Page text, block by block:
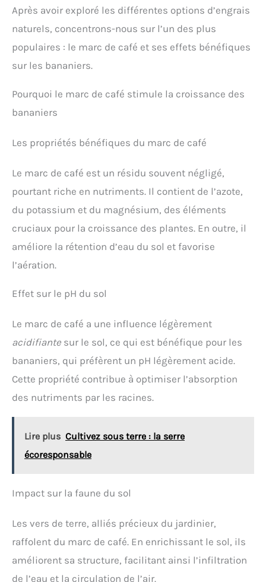
Après avoir exploré les différentes options d’engrais
naturels, concentrons-nous sur l’un des plus
populaires : le marc de café et ses effets bénéfiques
sur les bananiers.
Pourquoi le marc de café stimule la croissance des
bananiers
Les propriétés bénéfiques du marc de café
Le marc de café est un résidu souvent négligé,
pourtant riche en nutriments. Il contient de l’azote,
du potassium et du magnésium, des éléments
cruciaux pour la croissance des plantes. En outre, il
améliore la rétention d’eau du sol et favorise
l’aération.
Effet sur le pH du sol
Le marc de café a une influence légèrement
acidifiante sur le sol, ce qui est bénéfique pour les
bananiers, qui préfèrent un pH légèrement acide.
Cette propriété contribue à optimiser l’absorption
des nutriments par les racines.
Lire plus Cultivez sous terre : la serre
écoresponsable
Impact sur la faune du sol
Les vers de terre, alliés précieux du jardinier,
raffolent du marc de café. En enrichissant le sol, ils
améliorent sa structure, facilitant ainsi l’infiltration
de l’eau et la circulation de l’air.